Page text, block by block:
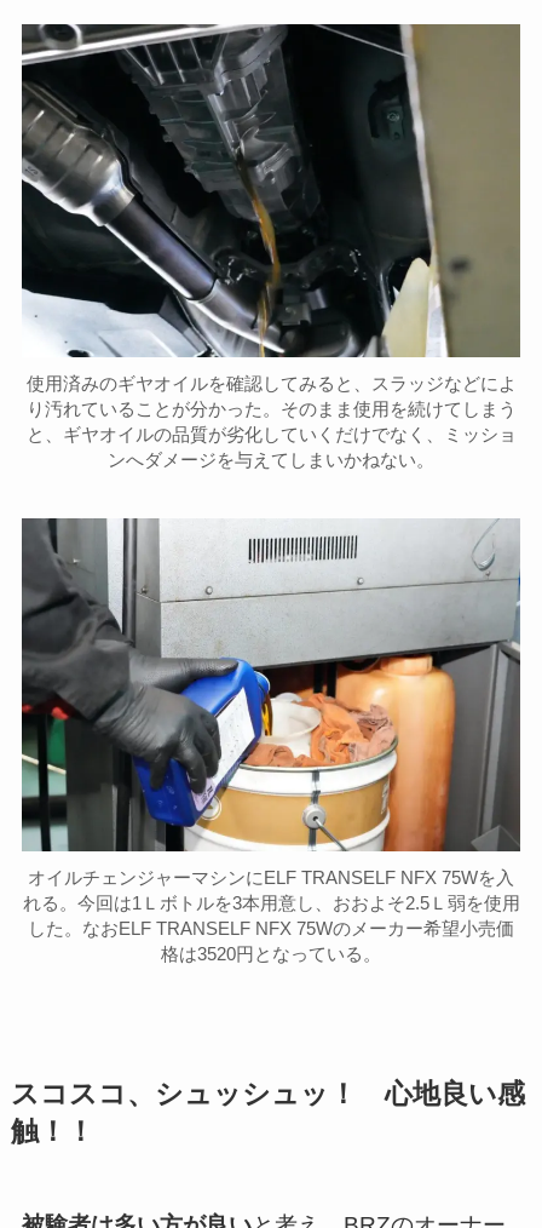
使用済みのギヤオイルを確認してみると、スラッジなどによ
り汚れていることが分かった。そのまま使用を続けてしまう
と、ギヤオイルの品質が劣化していくだけでなく、ミッショ
ンへダメージを与えてしまいかねない。
オイルチェンジャーマシンにELF TRANSELF NFX 75Wを入
れる。今回は1Ｌボトルを3本用意し、おおよそ2.5Ｌ弱を使用
した。なおELF TRANSELF NFX 75Wのメーカー希望小売価
格は3520円となっている。
スコスコ、シュッシュッ！ 心地良い感
触！！